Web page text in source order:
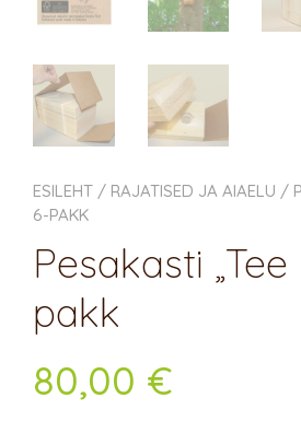
ESILEHT / RAJATISED JA AIAELU /
6-PAKK
Pesakasti „Tee
pakk
80,00 €